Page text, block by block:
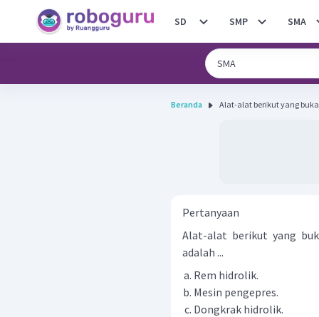
SD SMP SMA
Beranda Alat-alat berikut yang
Pertanyaan
Alat-alat berikut yang
adalah ...
Rem hidrolik.
Mesin pengepres.
Dongkrak hidrolik.